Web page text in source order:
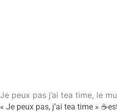
Je peux pas j’ai tea time, le
« Je peux pas, j’ai tea time »